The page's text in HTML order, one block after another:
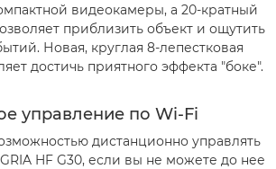
видеокамеры, а 20-кратный
приблизить объект и ощутить
Новая, круглая 8-лепестковая
достичь приятного эффекта "боке".
управление по Wi-Fi
дистанционно управлять
HF G30, если вы не можете до нее